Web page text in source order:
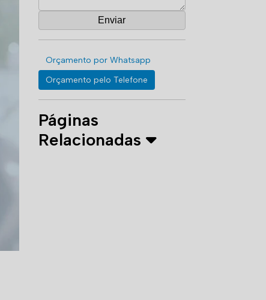
Orçamento por Whatsapp
Orçamento pelo Telefone
Páginas
Relacionadas